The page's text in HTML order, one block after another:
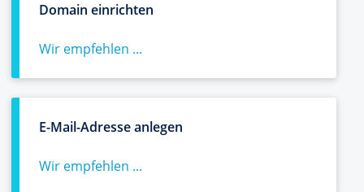
Domain einrichten
Wir empfehlen ...
E-Mail-Adresse anlegen
Wir empfehlen ...